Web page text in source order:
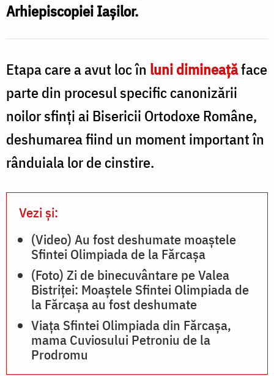
Arhiepiscopiei Iașilor.
Etapa care a avut loc în luni dimineațăface
parte din procesul specific canonizării
noilor sfinți ai Bisericii Ortodoxe Române,
deshumarea fiind un moment important în
rânduiala lor de cinstire.
Vezi și:
(Video) Au fost deshumate moaștele
Sfintei Olimpiada de la Fărcașa
(Foto) Zi de binecuvântare pe Valea
Bistriței: Moaștele Sfintei Olimpiada de
la Fărcașa au fost deshumate
Viața Sfintei Olimpiada din Fărcașa,
mama Cuviosului Petroniu de la
Prodromu